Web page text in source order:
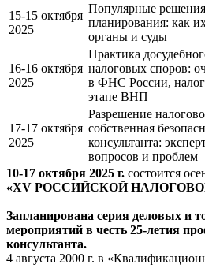
15-15 октября
2025
Популярные
планирования: как
органы и суды
16-16 октября
2025
Практика
налоговых споров:
в ФНС России,
этапе ВНП
17-17 октября
2025
Разрешение
собственная
консультанта:
вопросов и проблем
10-17 октября 2025 г. состоится
«XV РОССИЙСКОЙ
Запланирована серия деловых и
мероприятий в честь 25-летия
консультанта.
4 августа 2000 г. в